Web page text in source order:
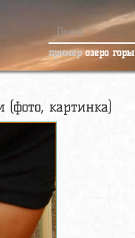
примерозеро горы
картинка)